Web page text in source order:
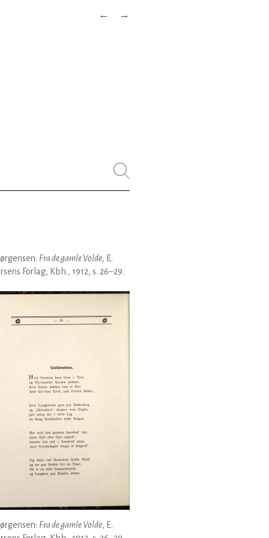
← →
Fra de gamle Volde, E.
Forlag, Kbh., 1912, s. 26–29.
Fra de gamle Volde, E.